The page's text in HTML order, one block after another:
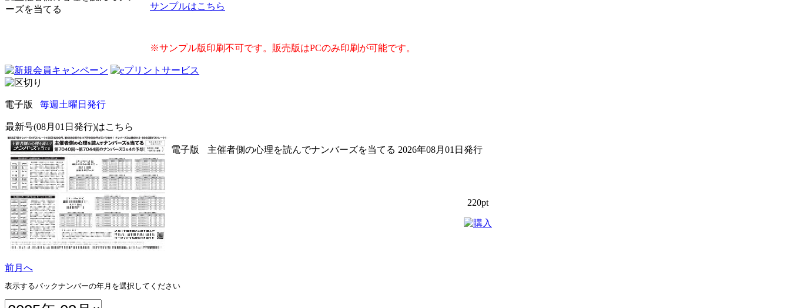
サンプルはこちら
※サンプル版印刷不可です。販売版はPCのみ印刷が可能です。
電子版 毎週土曜日発行
最新号(08月01日発行)はこちら
電子版 主催者側の心理を読んでナンバーズを当てる 2026年08月01日発行
220pt
前月へ
表示するバックナンバーの年月を選択してください